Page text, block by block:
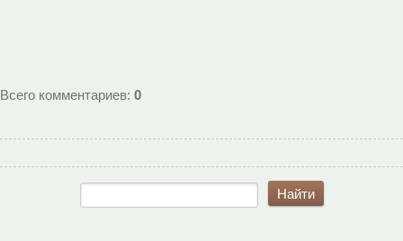
Всего комментариев: 0